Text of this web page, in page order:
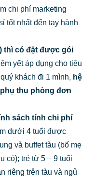
chi phí marketing
tốt nhất đến tay hành
thì có đặt được gói
yết áp dụng cho tiêu
khách đi 1 mình, hệ
thu phòng đơn
sách tính chi phí
dưới 4 tuổi được
và buffet tàu (bố mẹ
có); trẻ từ 5 – 9 tuổi
riêng trên tàu và ngủ